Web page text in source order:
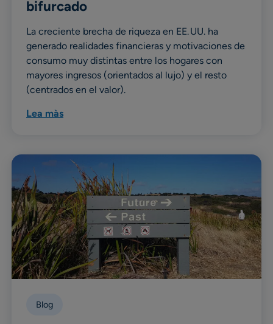
bifurcado
La creciente brecha de riqueza en EE. UU. ha
generado realidades financieras y motivaciones de
consumo muy distintas entre los hogares con
mayores ingresos (orientados al lujo) y el resto
(centrados en el valor).
Lea màs
Blog